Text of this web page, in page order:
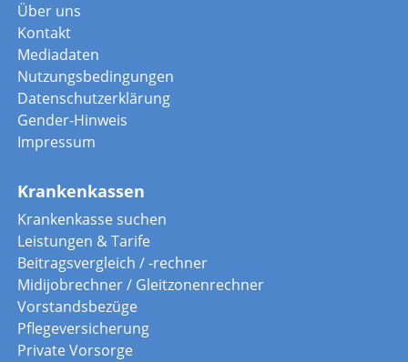
Über uns
Kontakt
Mediadaten
Nutzungsbedingungen
Datenschutzerklärung
Gender-Hinweis
Impressum
Krankenkassen
Krankenkasse suchen
Leistungen & Tarife
Beitragsvergleich / -rechner
Midijobrechner / Gleitzonenrechner
Vorstandsbezüge
Pflegeversicherung
Private Vorsorge